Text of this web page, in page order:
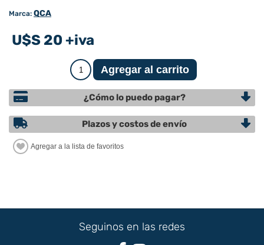
Marca: QCA
U$S 20 +iva
¿Cómo lo puedo pagar?
Plazos y costos de envío
Seguinos en las redes